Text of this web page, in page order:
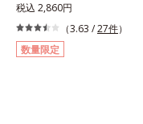
税込 2,860円
（3.63 /27件）
数量限定